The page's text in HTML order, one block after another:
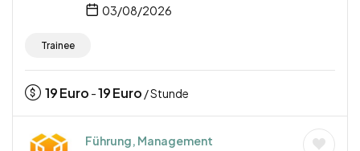
03/08/2026
Trainee
19Euro -19Euro / Stunde
Führung, Management